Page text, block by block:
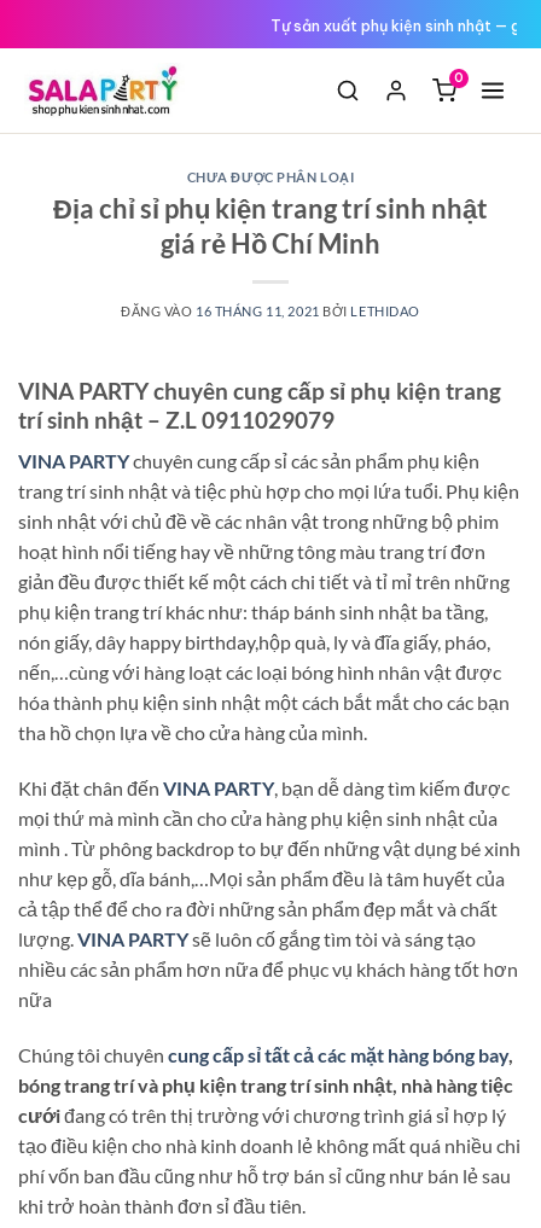
nội
dung
Đổi trả miễn phí nếu hàng lỗi
0
CHƯA ĐƯỢC PHÂN LOẠI
Địa chỉ sỉ phụ kiện trang trí sinh nhật
giá rẻ Hồ Chí Minh
ĐĂNG VÀO 16 THÁNG 11, 2021 BỞI LETHIDAO
VINA PARTY chuyên cung cấp sỉ phụ kiện trang
trí sinh nhật – Z.L 0911029079
VINA PARTYchuyên cung cấp sỉ các sản phẩm phụ kiện
trang trí sinh nhật và tiệc phù hợp cho mọi lứa tuổi. Phụ kiện
sinh nhật với chủ đề về các nhân vật trong những bộ phim
hoạt hình nổi tiếng hay về những tông màu trang trí đơn
giản đều được thiết kế một cách chi tiết và tỉ mỉ trên những
phụ kiện trang trí khác như: tháp bánh sinh nhật ba tầng,
nón giấy, dây happy birthday,hộp quà, ly và đĩa giấy, pháo,
nến,…cùng với hàng loạt các loại bóng hình nhân vật được
hóa thành phụ kiện sinh nhật một cách bắt mắt cho các bạn
tha hồ chọn lựa về cho cửa hàng của mình.
Khi đặt chân đến VINA PARTY, bạn dễ dàng tìm kiếm được
mọi thứ mà mình cần cho cửa hàng phụ kiện sinh nhật của
mình . Từ phông backdrop to bự đến những vật dụng bé xinh
như kẹp gỗ, dĩa bánh,…Mọi sản phẩm đều là tâm huyết của
cả tập thể để cho ra đời những sản phẩm đẹp mắt và chất
lượng.VINA PARTYsẽ luôn cố gắng tìm tòi và sáng tạo
nhiều các sản phẩm hơn nữa để phục vụ khách hàng tốt hơn
nữa
Chúng tôi chuyên cung cấp sỉ tất cả các mặt hàng bóng bay,
bóng trang trí và phụ kiện trang trí sinh nhật, nhà hàng tiệc
cướiđang có trên thị trường với chương trình giá sỉ hợp lý
tạo điều kiện cho nhà kinh doanh lẻ không mất quá nhiều chi
phí vốn ban đầu cũng như hỗ trợ bán sỉ cũng như bán lẻ sau
khi trở hoàn thành đơn sỉ đầu tiên.